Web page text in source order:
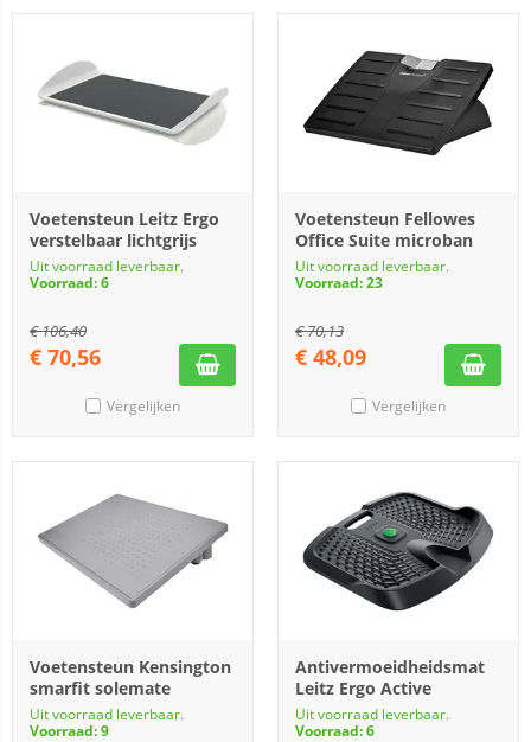
Voetensteun Leitz Ergo
verstelbaar lichtgrijs
Uit voorraad leverbaar.
Voorraad: 6
€106,40
€ 70,56
Vergelijken
Voetensteun Fellowes
Office Suite microban
Uit voorraad leverbaar.
Voorraad: 23
€70,13
€ 48,09
Vergelijken
Voetensteun Kensington
smarfit solemate
Uit voorraad leverbaar.
Voorraad: 9
Antivermoeidheidsmat
Leitz Ergo Active
Uit voorraad leverbaar.
Voorraad: 6